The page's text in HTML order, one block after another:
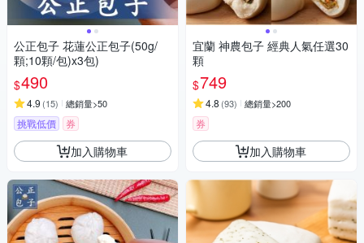
公正包子 花蓮公正包子(50g/
顆;10顆/包)x3包)
$490
4.9 (15) 總銷量>50
挑戰低價 券
加入購物車
宜蘭 神農包子 經典人氣任選30
顆
$749
4.8 (93) 總銷量>200
券
加入購物車